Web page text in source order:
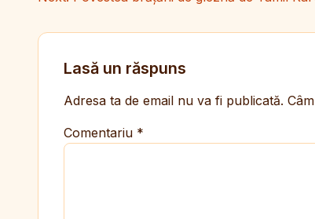
Lasă un răspuns
Adresa ta de email nu va fi publicată.
Comentariu *